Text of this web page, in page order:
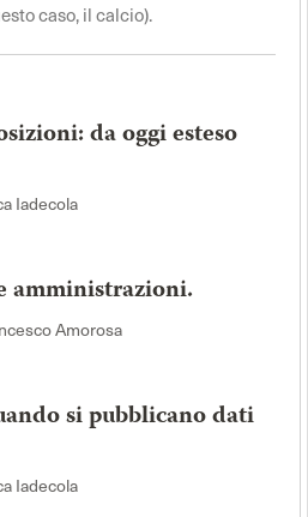
caso, il calcio).
da oggi esteso
Iadecola
amministrazioni.
Amorosa
si pubblicano dati
Iadecola